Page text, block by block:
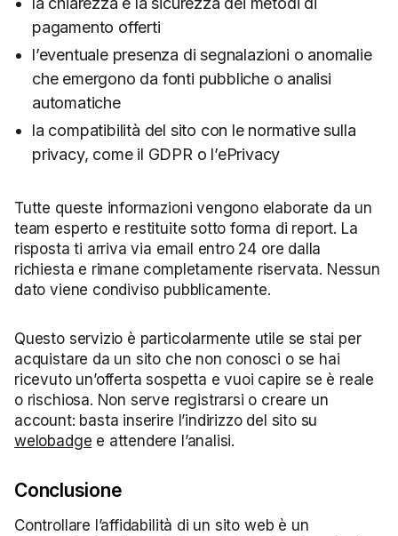
pagamento offerti
l’eventuale presenza di segnalazioni o anomalie
che emergono da fonti pubbliche o analisi
automatiche
la compatibilità del sito con le normative sulla
privacy, come il GDPR o l’ePrivacy
Tutte queste informazioni vengono elaborate da un
team esperto e restituite sotto forma di report. La
risposta ti arriva via email entro 24 ore dalla
richiesta e rimane completamente riservata. Nessun
dato viene condiviso pubblicamente.
Questo servizio è particolarmente utile se stai per
acquistare da un sito che non conosci o se hai
ricevuto un’offerta sospetta e vuoi capire se è reale
o rischiosa. Non serve registrarsi o creare un
account: basta inserire l’indirizzo del sito su
welobadge e attendere l’analisi.
Conclusione
Controllare l’affidabilità di un sito web è un